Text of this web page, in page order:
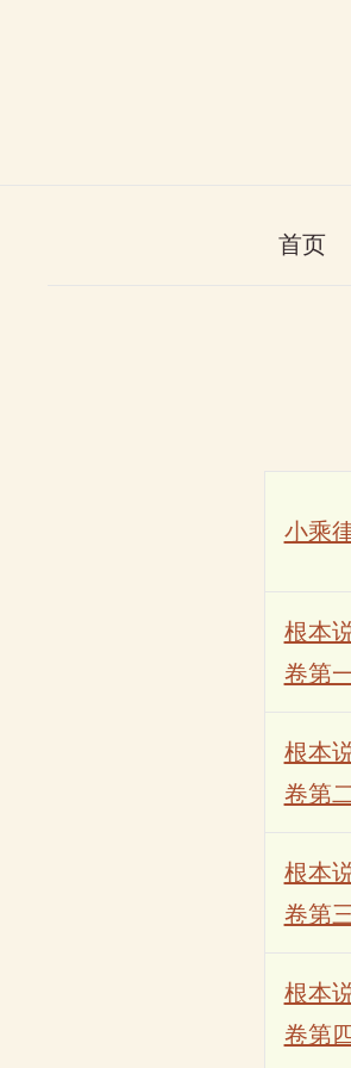
首页
小乘
根本
卷第
根本
卷第
根本
卷第
根本
卷第